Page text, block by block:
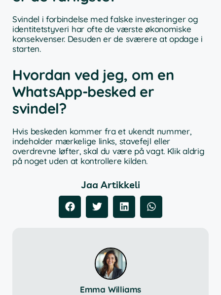
Svindel i forbindelse med falske investeringer og
identitetstyveri har ofte de værste økonomiske
konsekvenser. Desuden er de sværere at opdage i
starten.
Hvordan ved jeg, om en
WhatsApp-besked er
svindel?
Hvis beskeden kommer fra et ukendt nummer,
indeholder mærkelige links, stavefejl eller
overdrevne løfter, skal du være på vagt. Klik aldrig
på noget uden at kontrollere kilden.
Jaa Artikkeli
Emma Williams